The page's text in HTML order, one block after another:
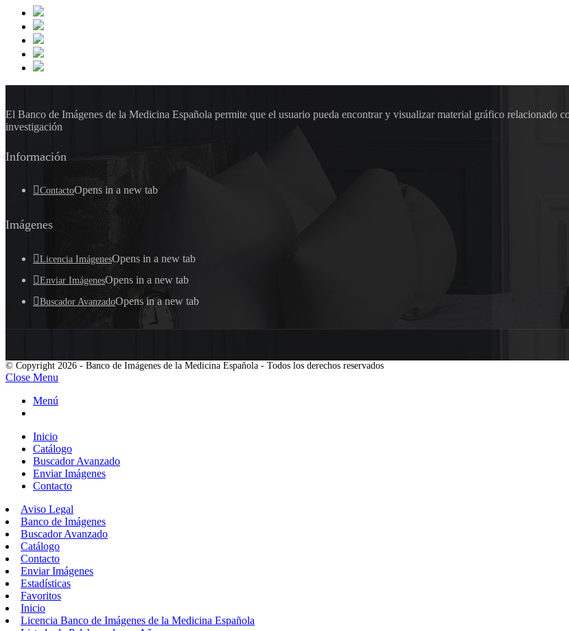
El Banco de Imágenes de la Medicina Española permite que el usuario pueda encontrar y visualizar material gráfico relacionado
investigación
Información
ContactoOpens in a new tab
Imágenes
Licencia ImágenesOpens in a new tab
Enviar ImágenesOpens in a new tab
Buscador AvanzadoOpens in a new tab
© Copyright 2026 - Banco de Imágenes de la Medicina Española - Todos los derechos reservados
Close Menu
Menú
Inicio
Catálogo
Buscador Avanzado
Enviar Imágenes
Contacto
Aviso Legal
Banco de Imágenes
Buscador Avanzado
Catálogo
Contacto
Enviar Imágenes
Estadísticas
Favoritos
Inicio
Licencia Banco de Imágenes de la Medicina Española